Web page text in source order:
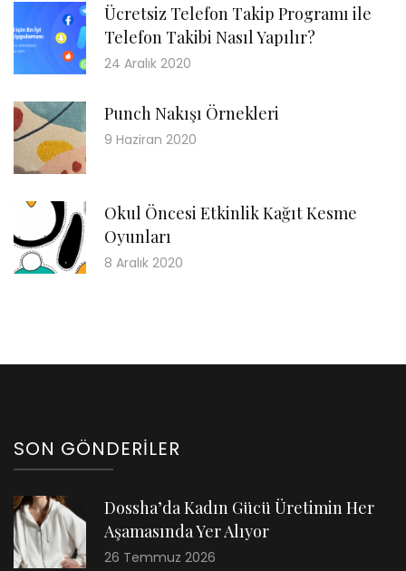
Ücretsiz Telefon Takip Programı ile
Telefon Takibi Nasıl Yapılır?
24 Aralık 2020
Punch Nakışı Örnekleri
9 Haziran 2020
Okul Öncesi Etkinlik Kağıt Kesme
Oyunları
8 Aralık 2020
SON GÖNDERILER
Dossha’da Kadın Gücü Üretimin Her
Aşamasında Yer Alıyor
26 Temmuz 2026